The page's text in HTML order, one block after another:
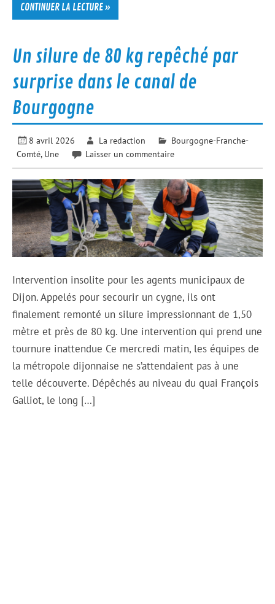
CONTINUER LA LECTURE »
Un silure de 80 kg repêché par
surprise dans le canal de
Bourgogne
8 avril 2026 La redaction
Bourgogne-Franche-
Comté, Une Laisser un commentaire
Intervention insolite pour les agents municipaux de
Dijon. Appelés pour secourir un cygne, ils ont
finalement remonté un silure impressionnant de 1,50
mètre et près de 80 kg. Une intervention qui prend une
tournure inattendue Ce mercredi matin, les équipes de
la métropole dijonnaise ne s’attendaient pas à une
telle découverte. Dépêchés au niveau du quai François
Galliot, le long […]